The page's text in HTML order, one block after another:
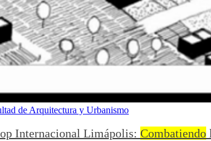
de Arquitectura y Urbanismo
Internacional Limápolis: Combatiendo